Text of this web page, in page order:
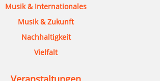
Musik & Internationales
Musik & Zukunft
Nachhaltigkeit
Vielfalt